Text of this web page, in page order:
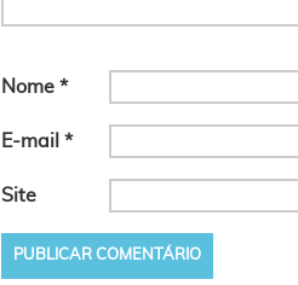
Nome *
E-mail *
Site